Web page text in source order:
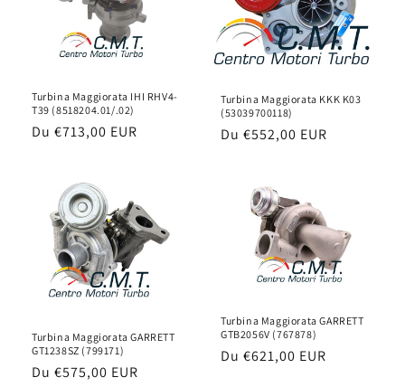
Turbina Maggiorata IHI RHV4-
T39 (8518204.01/.02)
Prix
Du €713,00 EUR
Turbina Maggiorata KKK K03
(53039700118)
Prix
Du €552,00 EUR
Turbina Maggiorata GARRETT
GT1238SZ (799171)
Prix
Du €575,00 EUR
Turbina Maggiorata GARRETT
GTB2056V (767878)
Prix
Du €621,00 EUR